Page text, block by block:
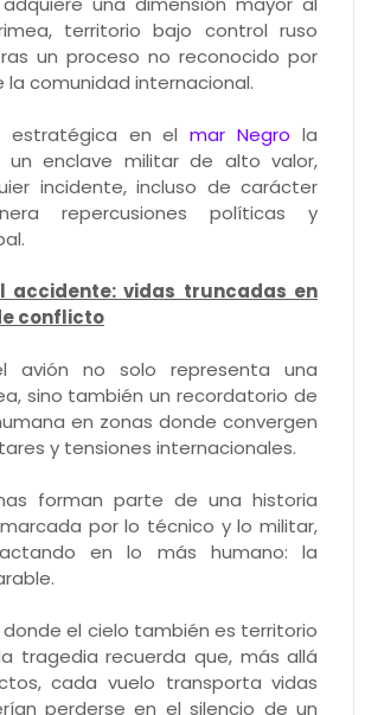
territorio bajo control ruso
un proceso no reconocido por
la comunidad internacional.
estratégica en elmar Negro la
un enclave militar de alto valor,
incidente, incluso de carácter
repercusiones políticas y
accidente: vidas truncadas en
conflicto
avión no solo representa una
sino también un recordatorio de
en zonas donde convergen
y tensiones internacionales.
forman parte de una historia
por lo técnico y lo militar,
en lo más humano: la
donde el cielo también es territorio
tragedia recuerda que, más allá
cada vuelo transporta vidas
perderse en el silencio de un